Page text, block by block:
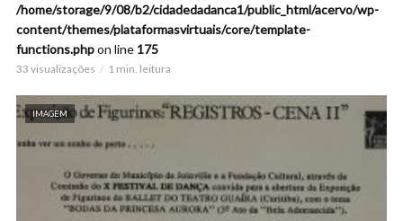
/home/storage/9/08/b2/cidadedadanca1/public_html/acervo/wp-
content/themes/plataformasvirtuais/core/template-
functions.phpon line 175
33 visualizações 1 min. leitura
IMAGEM